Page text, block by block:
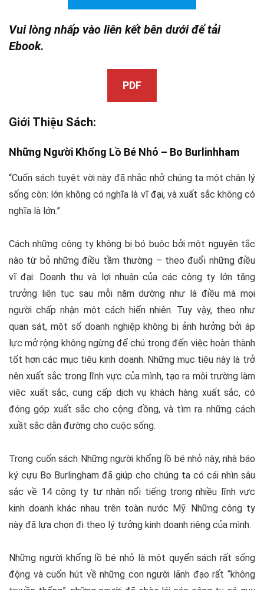
Vui lòng nhấp vào liên kết bên dưới để tải
Ebook.
PDF
Giới Thiệu Sách:
Những Người Khổng Lồ Bé Nhỏ – Bo Burlinhham
“Cuốn sách tuyệt vời này đã nhắc nhở chúng ta một chân lý
sống còn: lớn không có nghĩa là vĩ đại, và xuất sắc không có
nghĩa là lớn.”
Cách những công ty không bị bó buộc bởi một nguyên tắc
nào từ bỏ những điều tầm thường – theo đuổi những điều
vĩ đại: Doanh thu và lợi nhuận của các công ty lớn tăng
trưởng liên tục sau mỗi năm dường như là điều mà mọi
người chấp nhận một cách hiển nhiên. Tuy vậy, theo như
quan sát, một số doanh nghiệp không bị ảnh hưởng bởi áp
lực mở rộng không ngừng để chú trọng đến việc hoàn thành
tốt hơn các mục tiêu kinh doanh. Những mục tiêu này là trở
nên xuất sắc trong lĩnh vực của mình, tạo ra môi trường làm
việc xuất sắc, cung cấp dịch vụ khách hàng xuất sắc, có
đóng góp xuất sắc cho cộng đồng, và tìm ra những cách
xuầt sắc dẫn đường cho cuộc sống.
Trong cuốn sách Những người khổng lồ bé nhỏ này, nhà báo
ký cựu Bo Burlingham đã giúp cho chúng ta có cái nhìn sâu
sắc về 14 công ty tư nhân nổi tiếng trong nhiều lĩnh vực
kinh doanh khác nhau trên toàn nước Mỹ. Những công ty
này đã lựa chọn đi theo lý tưởng kinh doanh riêng của mình.
Những người khổng lồ bé nhỏ là một quyển sách rất sống
động và cuốn hút về những con người lãnh đạo rất “không